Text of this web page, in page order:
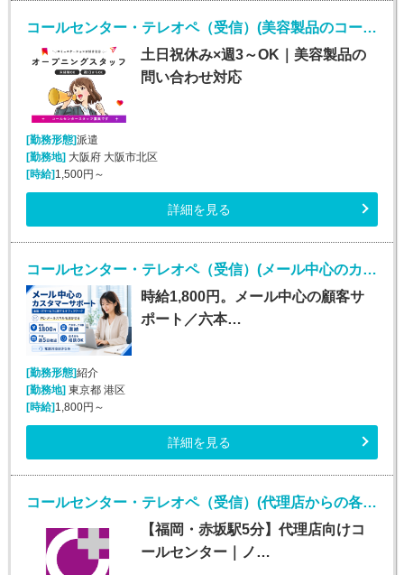
コールセンター・テレオペ（受信）(美容製品のコールセンタースタッフ)
土日祝休み×週3～OK｜美容製品の
問い合わせ対応
[勤務形態]派遣
[勤務地]大阪府 大阪市北区
[時給]1,500円～
詳細を見る
コールセンター・テレオペ（受信）(メール中心のカスタマーサポート)
時給1,800円。メール中心の顧客サ
ポート／六本…
[勤務形態]紹介
[勤務地]東京都 港区
[時給]1,800円～
詳細を見る
コールセンター・テレオペ（受信）(代理店からの各種問合せ電話対応業務)
【福岡・赤坂駅5分】代理店向けコ
ールセンター｜ノ…